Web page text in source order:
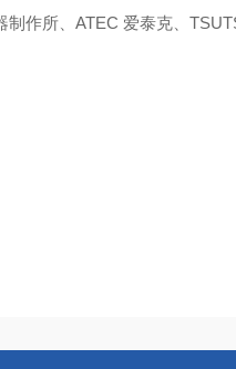
作所、ATEC 爱泰克、